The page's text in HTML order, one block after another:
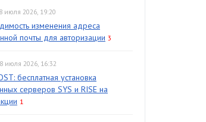
июля 2026, 19:20
изменения адреса
почты для авторизации 3
8 июля 2026, 16:32
бесплатная установка
серверов SYS и RISE на
1